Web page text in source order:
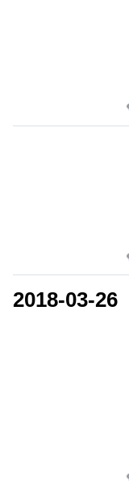
2018-03-26